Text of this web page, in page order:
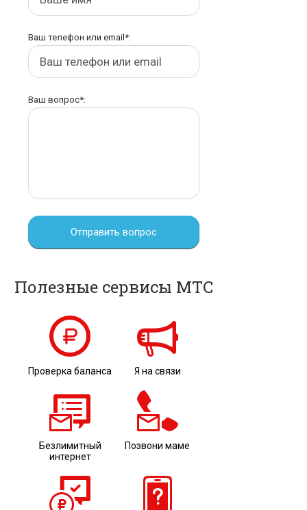
Ваш телефон или email*:
Ваш вопрос*:
Отправить вопрос
Полезные сервисы МТС
Проверка баланса Я на связи
Безлимитный
интернет
Позвони маме